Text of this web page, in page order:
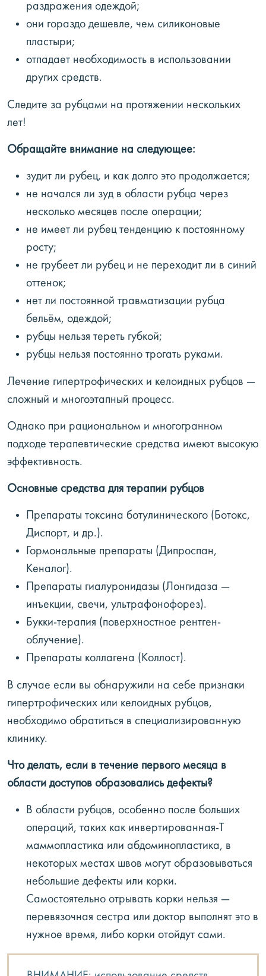
раздражения одеждой;
они гораздо дешевле, чем силиконовые
пластыри;
отпадает необходимость в использовании
других средств.
Следите за рубцами на протяжении нескольких
лет!
Обращайте внимание на следующее:
зудит ли рубец, и как долго это продолжается;
не начался ли зуд в области рубца через
несколько месяцев после операции;
не имеет ли рубец тенденцию к постоянному
росту;
не грубеет ли рубец и не переходит ли в синий
оттенок;
нет ли постоянной травматизации рубца
бельём, одеждой;
рубцы нельзя тереть губкой;
рубцы нельзя постоянно трогать руками.
Лечение гипертрофических и келоидных рубцов —
сложный и многоэтапный процесс.
Однако при рациональном и многогранном
подходе терапевтические средства имеют высокую
эффективность.
Основные средства для терапии рубцов
Препараты токсина ботулинического (Ботокс,
Диспорт, и др.).
Гормональные препараты (Дипроспан,
Кеналог).
Препараты гиалуронидазы (Лонгидаза —
инъекции, свечи, ультрафонофорез).
Букки-терапия (поверхностное рентген-
облучение).
Препараты коллагена (Коллост).
В случае если вы обнаружили на себе признаки
гипертрофических или келоидных рубцов,
необходимо обратиться в специализированную
клинику.
Что делать, если в течение первого месяца в
области доступов образовались дефекты?
В области рубцов, особенно после больших
операций, таких как инвертированная-Т
маммопластика или абдоминопластика, в
некоторых местах швов могут образовываться
небольшие дефекты или корки.
Самостоятельно отрывать корки нельзя —
перевязочная сестра или доктор выполнят это в
нужное время, либо корки отойдут сами.